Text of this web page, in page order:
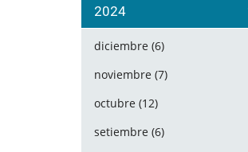
2024
diciembre (6)
noviembre (7)
octubre (12)
setiembre (6)